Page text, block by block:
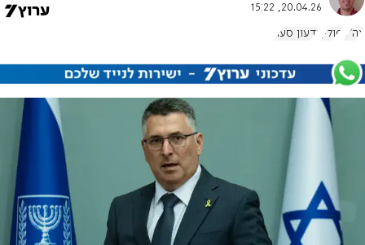
20.04.26, 15:22
צה"ל פולין גדעון סער